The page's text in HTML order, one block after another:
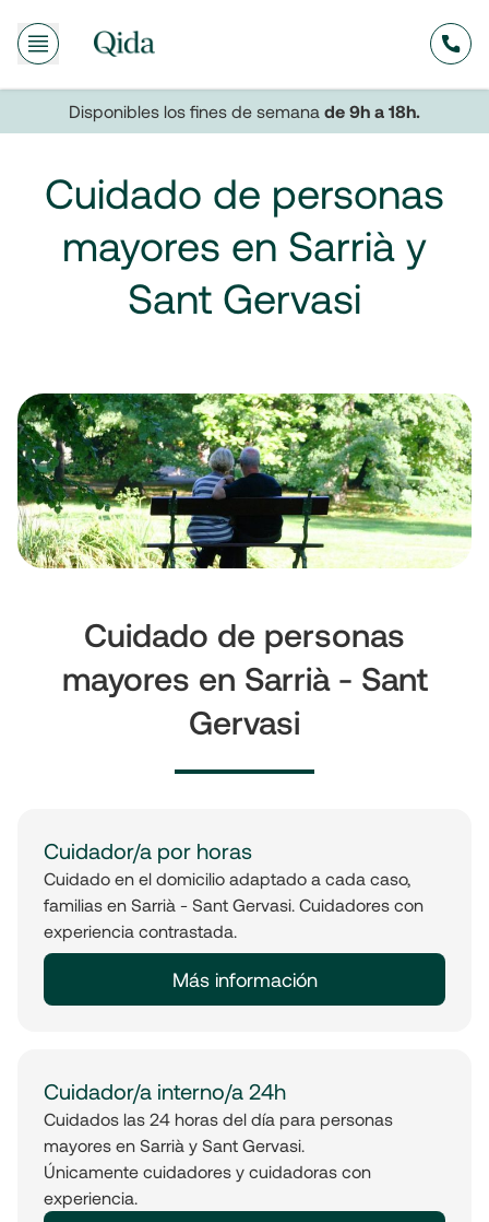
Disponibles los fines de semana de 9h a 18h.
Cuidado de personas
mayores en Sarrià y
Sant Gervasi
Cuidado de personas
mayores en Sarrià - Sant
Gervasi
Cuidador/a por horas
Cuidado en el domicilio adaptado a cada caso,
familias en Sarrià - Sant Gervasi. Cuidadores con
experiencia contrastada.
Más información
Cuidador/a interno/a 24h
Cuidados las 24 horas del día para personas
mayores en Sarrià y Sant Gervasi.
Únicamente cuidadores y cuidadoras con
experiencia.